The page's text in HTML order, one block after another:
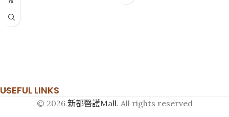
光學手指感應器設計，輕夾指尖即
血氧含量水平低於90％，背光變為
紅色或黃色體溫範圍：10次短鳴，
為時0.2秒
USEFUL LINKS
© 2026 新都醫護Mall. All rights reserved